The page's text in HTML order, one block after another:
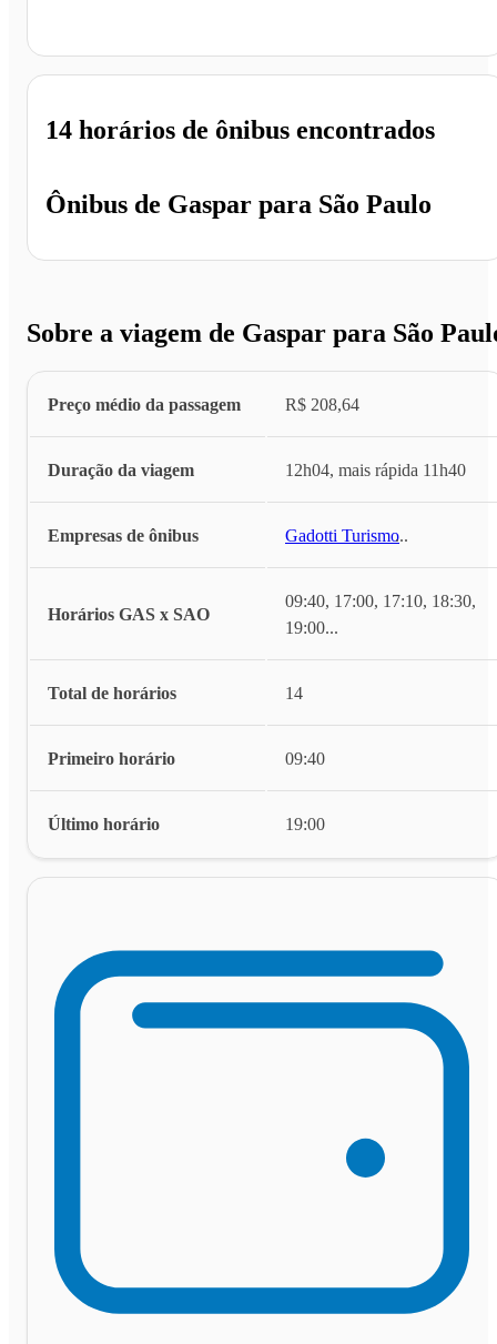
Ônibus de Gaspar para São Paulo
14 horários de ônibus encontrados
Sobre a viagem de Gaspar para São
Preço médio da passagem R$ 208,64
Duração da viagem 12h04, mais rápida 11h40
Empresas de ônibus Gadotti Turismo...
Horários GAS x SAO
09:40, 17:00, 17:10, 18:30,
19:00...
Total de horários 14
Primeiro horário 09:40
Último horário 19:00